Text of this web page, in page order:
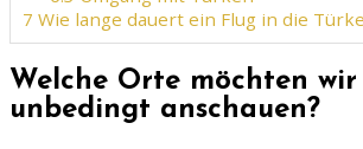
7 Wie lange dauert ein Flug in die
Welche Orte möchten wir
unbedingt anschauen?